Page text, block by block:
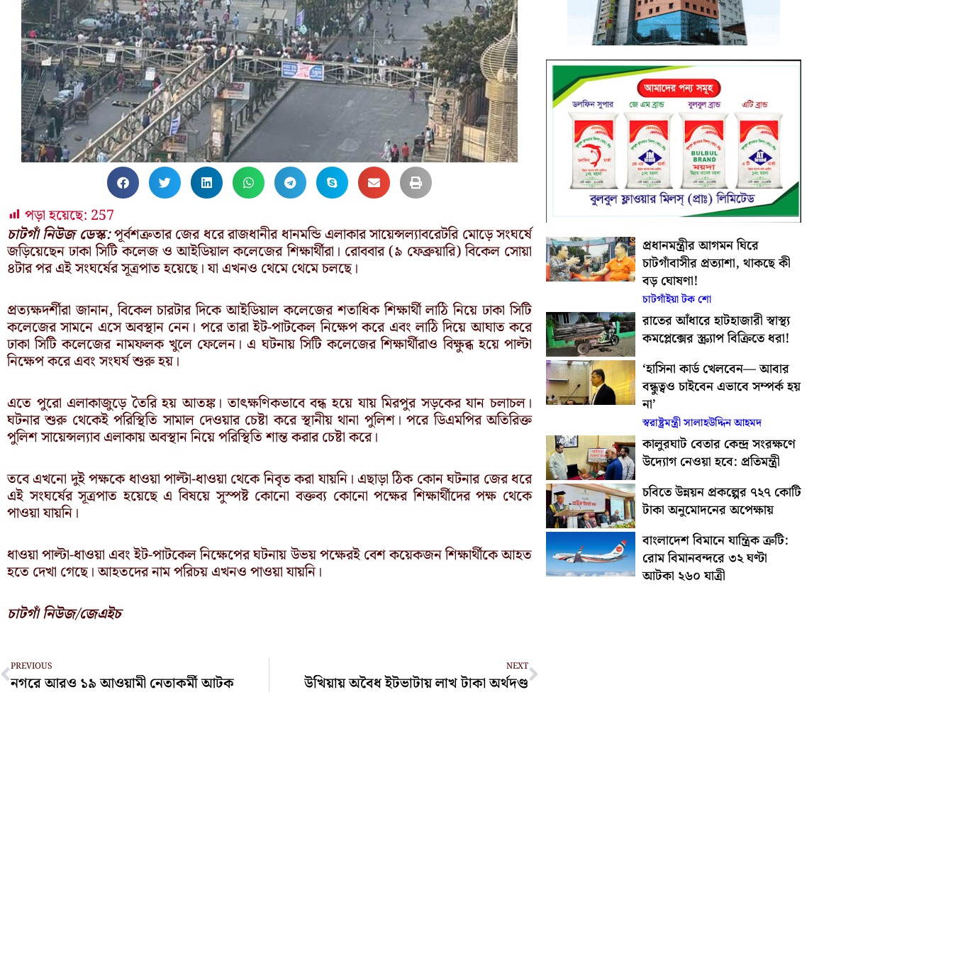
পড়া হয়েছে: 257
চাটগাঁ নিউজ ডেস্ক:পূর্বশত্রুতার জের ধরে রাজধানীর ধানমন্ডি এলাকার সায়েন্সল্যাবরেটরি মোড়ে সংঘর্ষে
জড়িয়েছেন ঢাকা সিটি কলেজ ও আইডিয়াল কলেজের শিক্ষার্থীরা। রোববার (৯ ফেব্রুয়ারি) বিকেল সোয়া
৪টার পর এই সংঘর্ষের সূত্রপাত হয়েছে। যা এখনও থেমে থেমে চলছে।
প্রত্যক্ষদর্শীরা জানান, বিকেল চারটার দিকে আইডিয়াল কলেজের শতাধিক শিক্ষার্থী লাঠি নিয়ে ঢাকা সিটি
কলেজের সামনে এসে অবস্থান নেন। পরে তারা ইট-পাটকেল নিক্ষেপ করে এবং লাঠি দিয়ে আঘাত করে
ঢাকা সিটি কলেজের নামফলক খুলে ফেলেন। এ ঘটনায় সিটি কলেজের শিক্ষার্থীরাও বিক্ষুব্ধ হয়ে পাল্টা
নিক্ষেপ করে এবং সংঘর্ষ শুরু হয়।
এতে পুরো এলাকাজুড়ে তৈরি হয় আতঙ্ক। তাৎক্ষণিকভাবে বন্ধ হয়ে যায় মিরপুর সড়কের যান চলাচল।
ঘটনার শুরু থেকেই পরিস্থিতি সামাল দেওয়ার চেষ্টা করে স্থানীয় থানা পুলিশ। পরে ডিএমপির অতিরিক্ত
পুলিশ সায়েন্সল্যাব এলাকায় অবস্থান নিয়ে পরিস্থিতি শান্ত করার চেষ্টা করে।
তবে এখনো দুই পক্ষকে ধাওয়া পাল্টা-ধাওয়া থেকে নিবৃত করা যায়নি। এছাড়া ঠিক কোন ঘটনার জের ধরে
এই সংঘর্ষের সূত্রপাত হয়েছে এ বিষয়ে সুস্পষ্ট কোনো বক্তব্য কোনো পক্ষের শিক্ষার্থীদের পক্ষ থেকে
পাওয়া যায়নি।
ধাওয়া পাল্টা-ধাওয়া এবং ইট-পাটকেল নিক্ষেপের ঘটনায় উভয় পক্ষেরই বেশ কয়েকজন শিক্ষার্থীকে আহত
হতে দেখা গেছে। আহতদের নাম পরিচয় এখনও পাওয়া যায়নি।
চাটগাঁ নিউজ/জেএইচ
Prev
PREVIOUS
নগরে আরও ১৯ আওয়ামী নেতাকর্মী আটক
NEXT
উখিয়ায় অবৈধ ইটভাটায় লাখ টাকা অর্থদণ্ড
Next
প্রধানমন্ত্রীর আগমন ঘিরে
চাটগাঁবাসীর প্রত্যাশা, থাকছে কী
বড় ঘোষণা!
চাটগাঁইয়া টক শো
রাতের আঁধারে হাটহাজারী স্বাস্থ্য
কমপ্লেক্সের স্ক্র্যাপ বিক্রিতে ধরা!
‘হাসিনা কার্ড খেলবেন— আবার
বন্ধুত্বও চাইবেন এভাবে সম্পর্ক হয়
না’
স্বরাষ্ট্রমন্ত্রী সালাহউদ্দিন আহমদ
কালুরঘাট বেতার কেন্দ্র সংরক্ষণে
উদ্যোগ নেওয়া হবে: প্রতিমন্ত্রী
চবিতে উন্নয়ন প্রকল্পের ৭২৭ কোটি
টাকা অনুমোদনের অপেক্ষায়
বাংলাদেশ বিমানে যান্ত্রিক ত্রুটি:
রোম বিমানবন্দরে ৩২ ঘণ্টা
আটকা ২৬০ যাত্রী